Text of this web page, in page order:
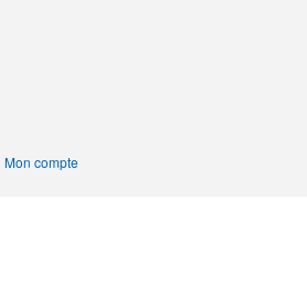
Mon compte